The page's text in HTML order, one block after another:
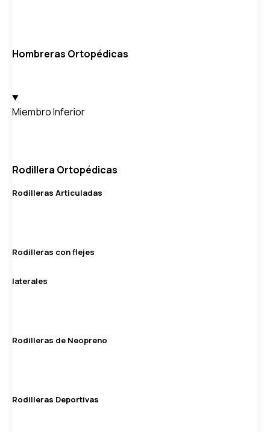
Hombreras Ortopédicas
Miembro Inferior
Rodillera Ortopédicas
Rodilleras Articuladas
Rodilleras con flejes
laterales
Rodilleras de Neopreno
Rodilleras Deportivas